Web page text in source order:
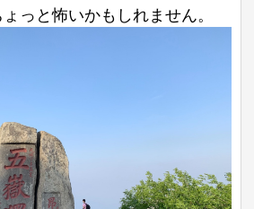
っと怖いかもしれません。